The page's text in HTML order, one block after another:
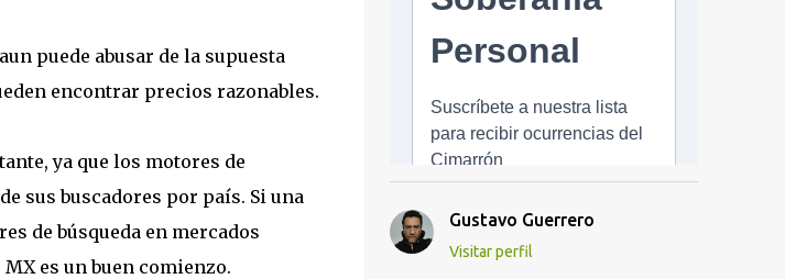
puede abusar de la supuesta
encontrar precios razonables.
ya que los motores de
sus buscadores por país. Si una
de búsqueda en mercados
es un buen comienzo.
Gustavo Guerrero
Visitar perfil